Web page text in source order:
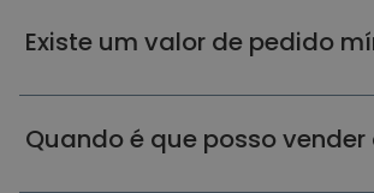
Existe um valor de pedido
Quando é que posso vender